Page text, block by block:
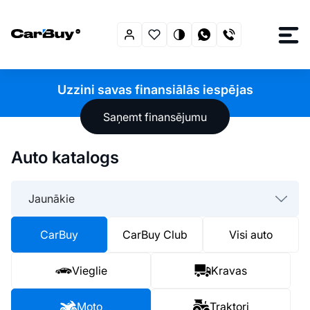
Uzzini savas finansiālās iespējas
Saņemt finansējumu
Auto katalogs
Jaunākie
CarBuy CarBuy Club Visi auto
Vieglie Kravas
Moto Traktori